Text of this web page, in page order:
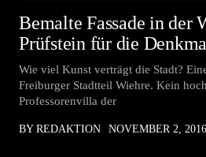
Bemalte Fassade in der
Prüfstein für die
Wie viel Kunst verträgt die Stadt?
Freiburger Stadtteil Wiehre. Kein
Professorenvilla der
BY REDAKTION NOVEMBER 2, 2016